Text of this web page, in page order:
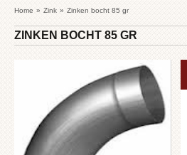
Home » Zink » Zinken bocht 85 gr
ZINKEN BOCHT 85 GR